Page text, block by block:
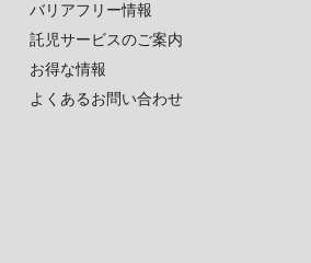
バリアフリー情報
託児サービスのご案内
お得な情報
よくあるお問い合わせ